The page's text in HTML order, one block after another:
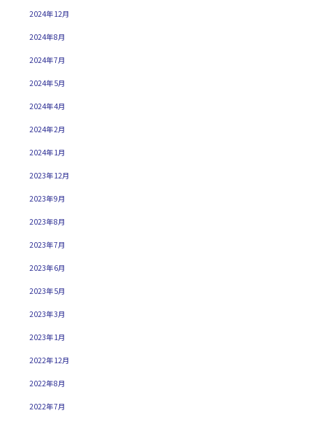
2024年12月
2024年8月
2024年7月
2024年5月
2024年4月
2024年2月
2024年1月
2023年12月
2023年9月
2023年8月
2023年7月
2023年6月
2023年5月
2023年3月
2023年1月
2022年12月
2022年8月
2022年7月